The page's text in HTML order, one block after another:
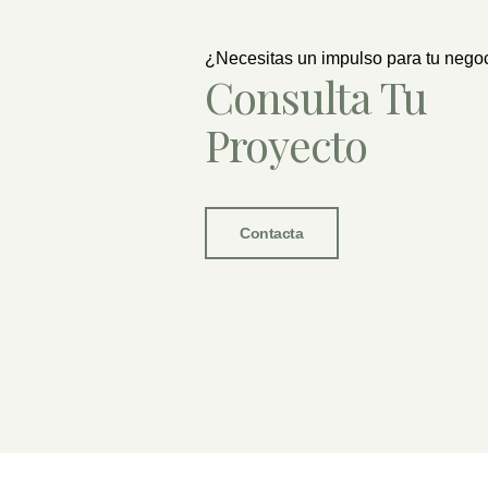
¿Necesitas un impulso para tu
Consulta Tu
Proyecto
Contacta